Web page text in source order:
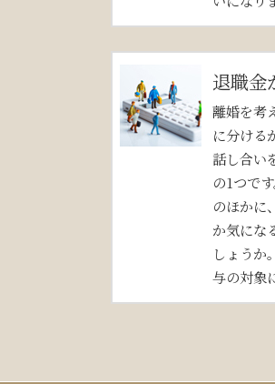
退職金
離婚を考
に分ける
話し合い
の1つで
のほかに
か気にな
しょうか
与の対